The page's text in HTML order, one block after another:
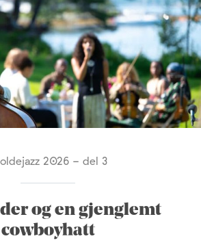
2026 - del 3
og en gjenglemt
cowboyhatt